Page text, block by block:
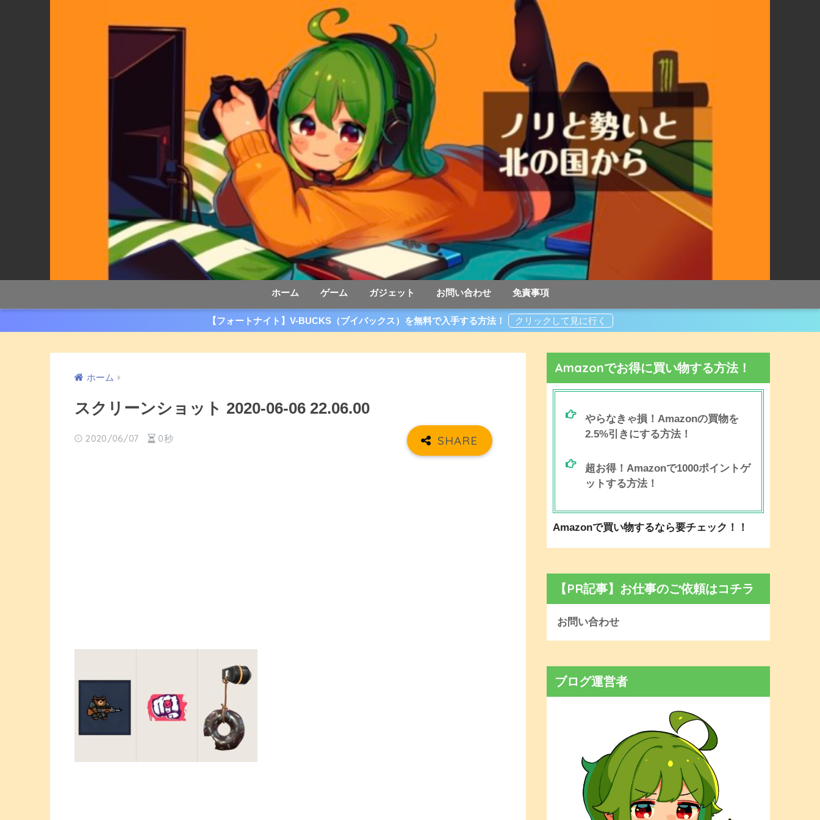
ホーム ゲーム ガジェット お問い合わせ 免責事項
【フォートナイト】V-BUCKS（ブイバックス）を無料で入手する方法！
ホーム
スクリーンショット 2020-06-06 22.06.00
2020/06/07 0秒
Amazonでお得に買い物する方法！
やらなきゃ損！Amazonの買物を
2.5%引きにする方法！
超お得！Amazonで1000ポイントゲ
ットする方法！
Amazonで買い物するなら要チェック！！
【PR記事】お仕事のご依頼はコチラ
お問い合わせ
ブログ運営者